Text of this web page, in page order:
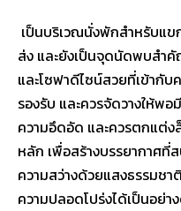
เป็นบริเวณนั่งพักสำหรับแข
ส่ง และยังเป็นจุดนัดพบสำ
และโซฟาดีไซน์สวยที่เข้ากับ
รองรับ และควรจัดวางให้พอ
ความอึดอัด และควรตกแต่
หลัก เพื่อสร้างบรรยากาศที่
ความสว่างด้วยแสงธรรมช
ความปลอดโปร่งได้เป็นอย่า